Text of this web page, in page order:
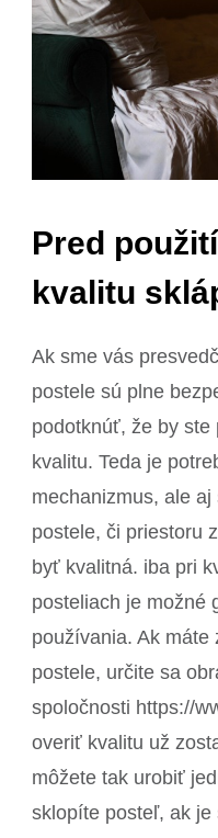
Pred
kvalitu
Ak sme vás
postele sú plne
podotknúť, že by
kvalitu. Teda je
mechanizmus, ale
postele, či priestoru
byť kvalitná. iba pri
posteliach je možné
používania. Ak máte
postele, určite sa
spoločnosti https://
overiť kvalitu už
môžete tak urobiť
sklopíte posteľ, ak je